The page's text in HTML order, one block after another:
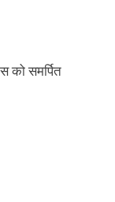
को समर्पित